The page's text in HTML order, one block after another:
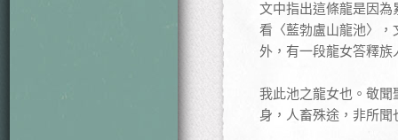
文中指出這條龍是因
看〈藍勃盧山龍池〉
外，有一段龍女答釋族
我此池之龍女也。敬
身，人畜殊途，非所聞